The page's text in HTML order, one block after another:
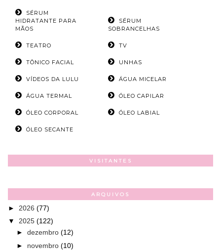
SÉRUM
HIDRATANTE PARA
MÃOS
SÉRUM
SOBRANCELHAS
TEATRO TV
TÔNICO FACIAL UNHAS
VÍDEOS DA LULU ÁGUA MICELAR
ÁGUA TERMAL ÓLEO CAPILAR
ÓLEO CORPORAL ÓLEO LABIAL
ÓLEO SECANTE
VISITANTES
ARQUIVOS
► 2026 (77)
▼ 2025 (122)
► dezembro (12)
► novembro (10)